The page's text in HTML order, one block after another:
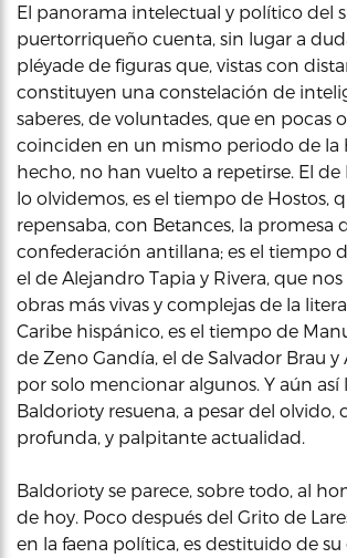
El panorama intelectual y político del
puertorriqueño cuenta, sin lugar a
pléyade de figuras que, vistas con
constituyen una constelación de
saberes, de voluntades, que en pocas
coinciden en un mismo periodo de la
hecho, no han vuelto a repetirse. El
lo olvidemos, es el tiempo de Hostos,
repensaba, con Betances, la promesa
confederación antillana; es el tiempo
el de Alejandro Tapia y Rivera, que
obras más vivas y complejas de la
Caribe hispánico, es el tiempo de
de Zeno Gandía, el de Salvador Brau y
por solo mencionar algunos. Y aún
Baldorioty resuena, a pesar del olvido,
profunda, y palpitante actualidad.
Baldorioty se parece, sobre todo, al
de hoy. Poco después del Grito de
en la faena política, es destituido de